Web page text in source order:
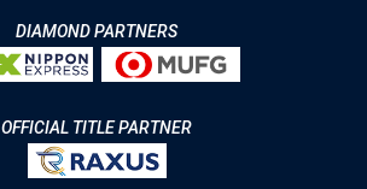
DIAMOND PARTNERS
OFFICIAL TITLE PARTNER